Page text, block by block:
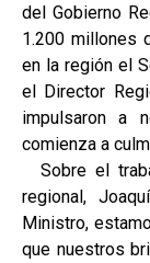
del Gobierno
1.200 millones
en la región el
el Director
impulsaron a
comienza a
Sobre el
regional,
Ministro,
que nuestros